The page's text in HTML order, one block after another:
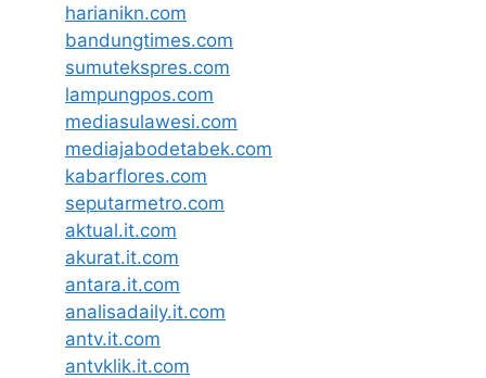
harianikn.com
bandungtimes.com
sumutekspres.com
lampungpos.com
mediasulawesi.com
mediajabodetabek.com
kabarflores.com
seputarmetro.com
aktual.it.com
akurat.it.com
antara.it.com
analisadaily.it.com
antv.it.com
antvklik.it.com